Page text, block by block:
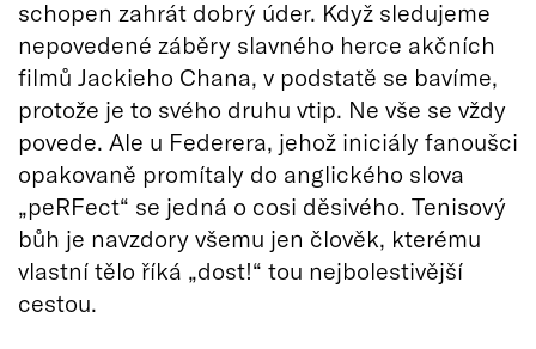
schopen zahrát dobrý úder. Když sledujeme
nepovedené záběry slavného herce akčních
filmů Jackieho Chana, v podstatě se bavíme,
protože je to svého druhu vtip. Ne vše se vždy
povede. Ale u Federera, jehož iniciály fanoušci
opakovaně promítaly do anglického slova
„peRFect“ se jedná o cosi děsivého. Tenisový
bůh je navzdory všemu jen člověk, kterému
vlastní tělo říká „dost!“ tou nejbolestivější
cestou.